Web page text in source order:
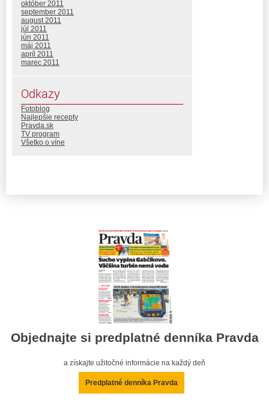
október 2011
september 2011
august 2011
júl 2011
jún 2011
máj 2011
apríl 2011
marec 2011
Odkazy
Fotoblog
Najlepšie recepty
Pravda.sk
TV program
Všetko o víne
Objednajte si predplatné denníka Pravda
a získajte užitočné informácie na každý deň
Predplatné denníka Pravda